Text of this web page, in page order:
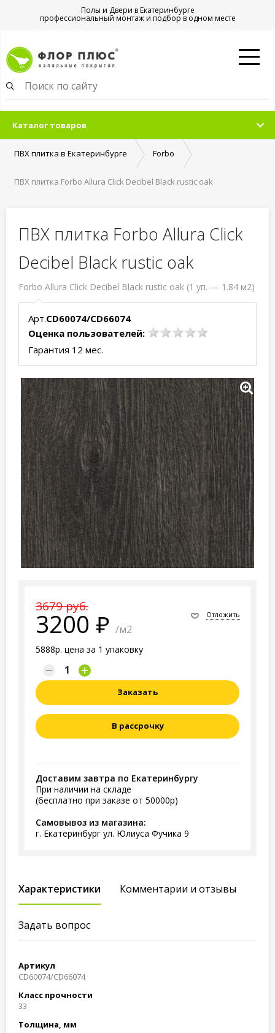
Полы и Двери в Екатеринбурге
профессиональный монтаж и подбор в одном месте
Каталог товаров
ПВХ плитка в Екатеринбурге Forbo
ПВХ плитка Forbo Allura Click Decibel Black rustic oak
ПВХ плитка Forbo Allura Click
Decibel Black rustic oak
Forbo Allura Click Decibel Black rustic oak (1 уп. — 1.84 м2)
Арт.CD60074/CD66074
Оценка пользователей:
Гарантия 12 мес.
3679 руб.
3200 /м2
5888р. цена за 1 упаковку
Отложить
Заказать
В рассрочку
Доставим завтра по Екатеринбургу
При наличии на складе
(бесплатно при заказе от 50000р)
Самовывоз из магазина:
г. Екатеринбург ул. Юлиуса Фучика 9
Характеристики Комментарии и отзывы
Задать вопрос
Артикул
CD60074/CD66074
Класс прочности
33
Толщина, мм